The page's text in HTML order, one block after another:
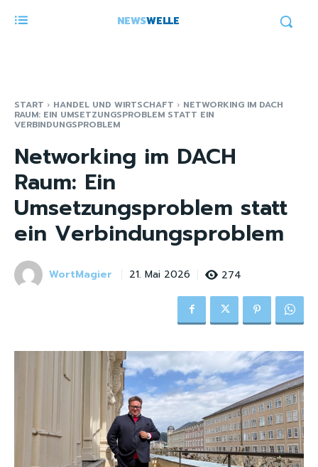
NEWSWELLE
START HANDEL UND WIRTSCHAFT NETWORKING IM DACH
RAUM: EIN UMSETZUNGSPROBLEM STATT EIN
VERBINDUNGSPROBLEM
Networking im DACH
Raum: Ein
Umsetzungsproblem statt
ein Verbindungsproblem
WortMagier 21. Mai 2026 274